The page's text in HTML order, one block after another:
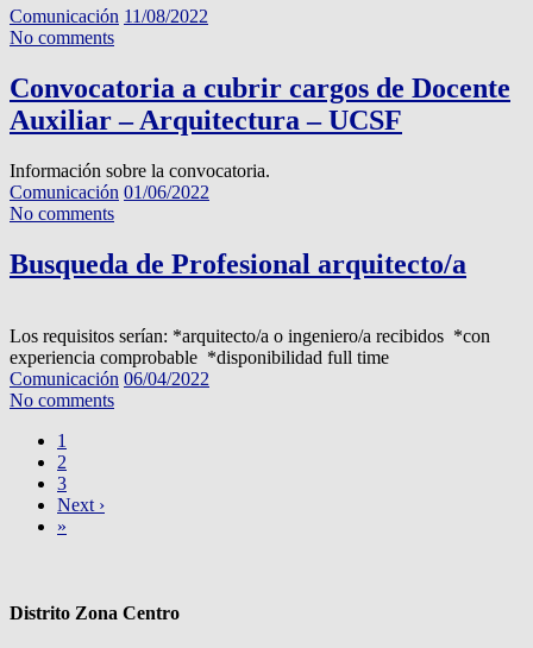
Comunicación 11/08/2022
No comments
Convocatoria a cubrir cargos de Docente
Auxiliar – Arquitectura – UCSF
Información sobre la convocatoria.
Comunicación 01/06/2022
No comments
Busqueda de Profesional arquitecto/a
Los requisitos serían: *arquitecto/a o ingeniero/a recibidos *con
experiencia comprobable *disponibilidad full time
Comunicación 06/04/2022
No comments
1
2
3
Next ›
»
Distrito Zona Centro